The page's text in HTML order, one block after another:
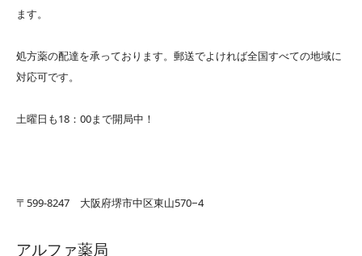
ます。
処方薬の配達を承っております。郵送でよければ全国すべての地域に
対応可です。
土曜日も18：00まで開局中！
〒599-8247 大阪府堺市中区東山570−4
アルファ薬局